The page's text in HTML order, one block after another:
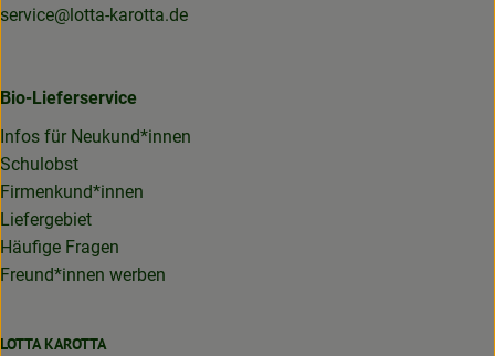
service@lotta-karotta.de
Bio-Lieferservice
Infos für Neukund*innen
Schulobst
Firmenkund*innen
Liefergebiet
Häufige Fragen
Freund*innen werben
LOTTA KAROTTA